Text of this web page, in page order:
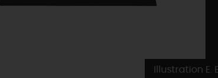
Illustration E.